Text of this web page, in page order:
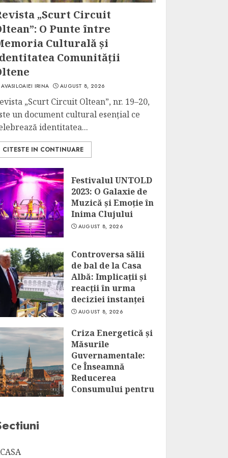
„Scurt Circuit
O Punte între
Culturală și
Comunității
AVASILOAIEI IRINA AUGUST 8, 2026
„Scurt Circuit Oltean”, nr. 19–20,
un document cultural esențial ce
identitatea...
CITESTE IN CONTINUARE
Festivalul UNTOLD
2023: O Galaxie de
Muzică și Emoție în
Inima Clujului
AUGUST 8, 2026
Controversa sălii
de bal de la Casa
Albă: Implicații și
reacții în urma
deciziei instanței
AUGUST 8, 2026
Criza Energetică și
Măsurile
Guvernamentale:
Ce Înseamnă
Reducerea
Consumului pentru